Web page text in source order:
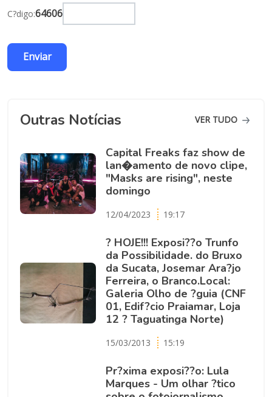
C?digo:64606
Outras Notícias VER TUDO
Capital Freaks faz show de
lan�amento de novo clipe,
"Masks are rising", neste
domingo
12/04/2023 19:17
? HOJE!!! Exposi??o Trunfo
da Possibilidade. do Bruxo
da Sucata, Josemar Ara?jo
Ferreira, o Branco.Local:
Galeria Olho de ?guia (CNF
01, Edif?cio Praiamar, Loja
12 ? Taguatinga Norte)
15/03/2013 15:19
Pr?xima exposi??o: Lula
Marques - Um olhar ?tico